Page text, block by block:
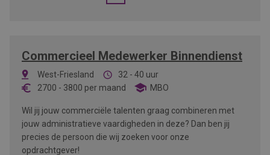
Commercieel Medewerker Binnendienst
West-Friesland
32 - 40 uur
2700 - 3800 per maand MBO
Wil jij jouw commerciële talenten graag combineren met
jouw administratieve vaardigheden in deze? Dan ben jij
precies de persoon die wij zoeken voor onze
opdrachtgever!